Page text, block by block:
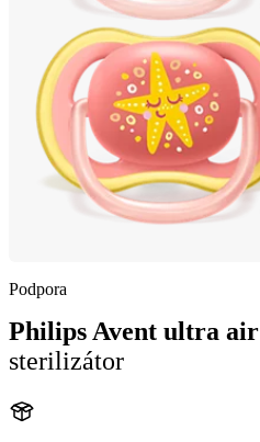
Podpora
Philips Avent ultra air
sterilizátor